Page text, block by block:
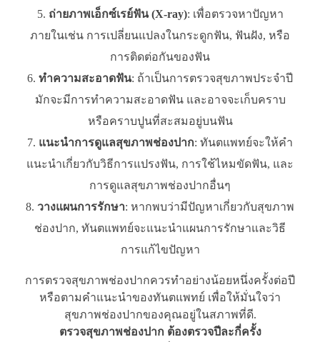
ถ่ายภาพเอ็กซ์เรย์ฟัน (X-ray): เพื่อตรวจหาปัญหา
ภายในเช่น การเปลี่ยนแปลงในกระดูกฟัน, ฟันฝัง, หรือ
การติดต่อกันของฟัน
ทำความสะอาดฟัน: ถ้าเป็นการตรวจสุขภาพประจำปี
มักจะมีการทำความสะอาดฟัน และอาจจะเก็บคราบ
หรือคราบปูนที่สะสมอยู่บนฟัน
แนะนำการดูแลสุขภาพช่องปาก: ทันตแพทย์จะให้คำ
แนะนำเกี่ยวกับวิธีการแปรงฟัน, การใช้ไหมขัดฟัน, และ
การดูแลสุขภาพช่องปากอื่นๆ
วางแผนการรักษา: หากพบว่ามีปัญหาเกี่ยวกับสุขภาพ
ช่องปาก, ทันตแพทย์จะแนะนำแผนการรักษาและวิธี
การแก้ไขปัญหา
การตรวจสุขภาพช่องปากควรทำอย่างน้อยหนึ่งครั้งต่อปี
หรือตามคำแนะนำของทันตแพทย์ เพื่อให้มั่นใจว่า
สุขภาพช่องปากของคุณอยู่ในสภาพที่ดี.
ตรวจสุขภาพช่องปาก ต้องตรวจปีละกี่ครั้ง